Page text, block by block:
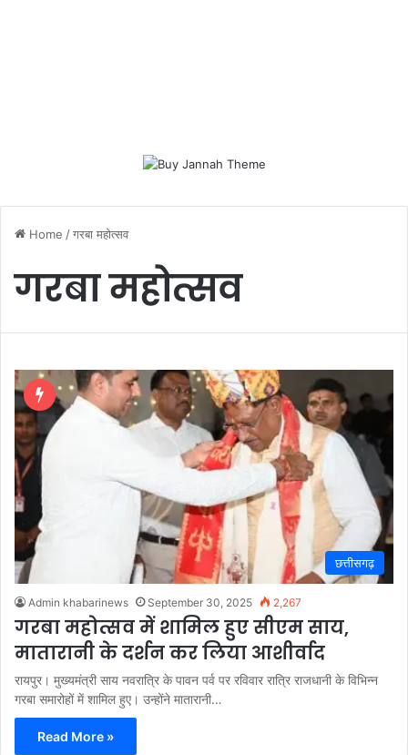
Home /गरबा महोत्सव
गरबा महोत्सव
छत्तीसगढ़
Admin khabarinews September 30, 2025 2,267
गरबा महोत्सव में शामिल हुए सीएम साय,
मातारानी के दर्शन कर लिया आशीर्वाद
रायपुर। मुख्यमंत्री साय नवरात्रि के पावन पर्व पर रविवार रात्रि राजधानी के विभिन्न
गरबा समारोहों में शामिल हुए। उन्होंने मातारानी…
Read More »